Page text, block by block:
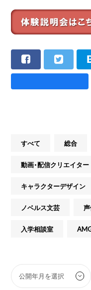
すべて 総合
動画・配信クリエイター
キャラクターデザイン
ノベルス文芸
入学相談室